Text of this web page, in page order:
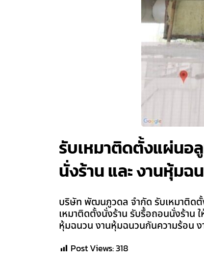
รับเหมาติดตั้งแผ่นอ
นั่งร้าน และ งานหุ้ม
บริษัท พัฒนภูวดล จำกัด รับเหมาติด
เหมาติดตั้งนั่งร้าน รับรื้อถอนนั่งร้าน
หุ้มฉนวน งานหุ้มฉนวนกันความร้อน
Post Views:318